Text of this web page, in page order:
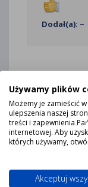
Dodał(a): ~
« 1 2
54 55 »
REFERENCJE
Używamy plików
Możemy je zamieścić
ulepszenia naszej
treści i zapewnienia
internetowej. Aby
których używamy,
Akceptuj